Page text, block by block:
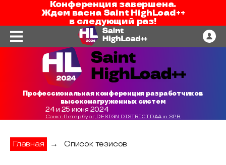
Конференция завершена.
Ждем васна Saint HighLoad++
в следующий раз!
Профессиональная конференция разработчиков
высоконагруженных систем
24 и 25 июня 2024
Санкт-Петербург, DESIGN DISTRICT DAA in SPB
Главная → Список тезисов